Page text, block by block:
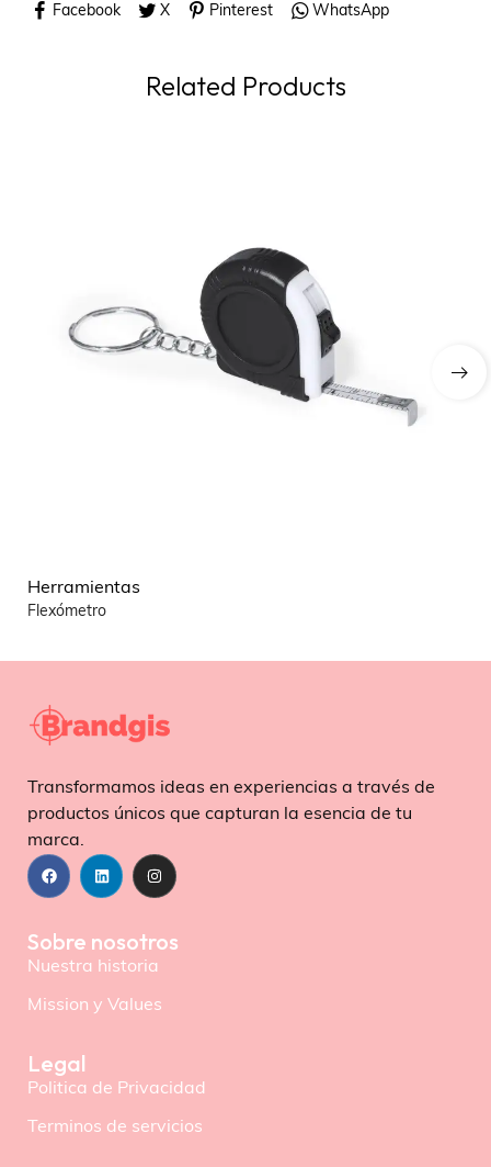
Facebook X Pinterest WhatsApp
Related Products
Herramientas
Flexómetro
Transformamos ideas en experiencias a través de
productos únicos que capturan la esencia de tu
marca.
Sobre nosotros
Nuestra historia
Mission y Values
Legal
Politica de Privacidad
Terminos de servicios